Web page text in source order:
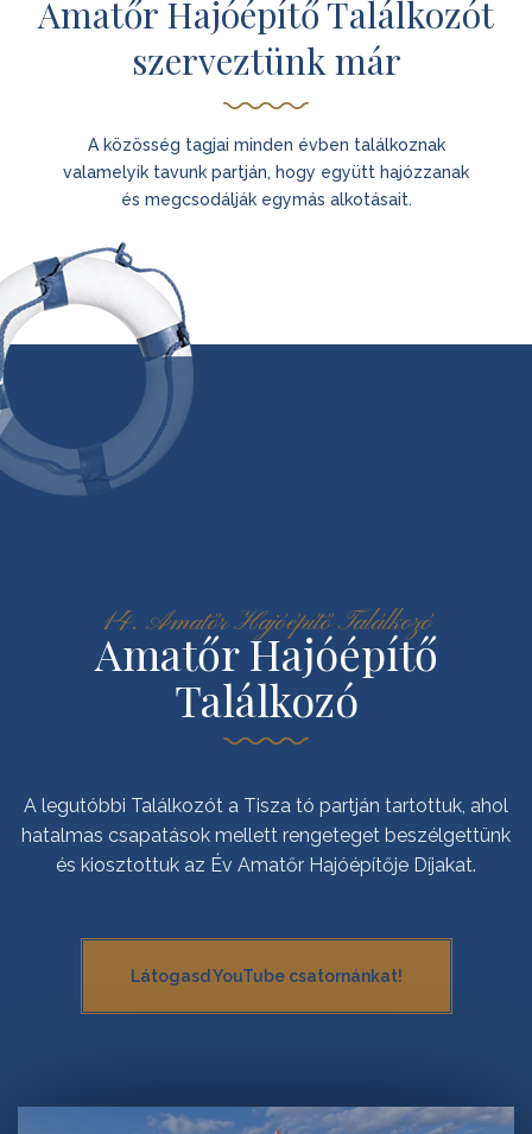
Amatőr Hajóépítő Találkozót
szerveztünk már
A közösség tagjai minden évben találkoznak
valamelyik tavunk partján, hogy együtt hajózzanak
és megcsodálják egymás alkotásait.
14. Amatőr Hajóépítő Találkozó
Amatőr Hajóépítő
Találkozó
A legutóbbi Találkozót a Tisza tó partján tartottuk, ahol
hatalmas csapatások mellett rengeteget beszélgettünk
és kiosztottuk az Év Amatőr Hajóépítője Díjakat.
Látogasd YouTube csatornánkat!